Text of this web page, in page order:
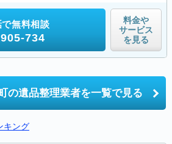
で無料相談
734
料金や
サービス
を見る
の遺品整理業者を一覧で見る
キング